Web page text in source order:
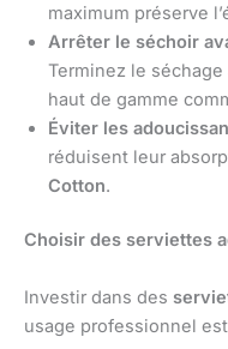
maximum préserve
Arrêter le séchoir
Terminez le
haut de gamme
Éviter les
réduisent leur
Cotton.
Choisir des serviettes
Investir dans des
usage professionnel